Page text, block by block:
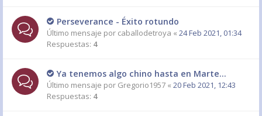
Perseverance - Éxito rotundo
Último mensaje por caballodetroya « 24 Feb 2021, 01:34
Respuestas: 4
Ya tenemos algo chino hasta en Marte...
Último mensaje por Gregorio1957 « 20 Feb 2021, 12:43
Respuestas: 4